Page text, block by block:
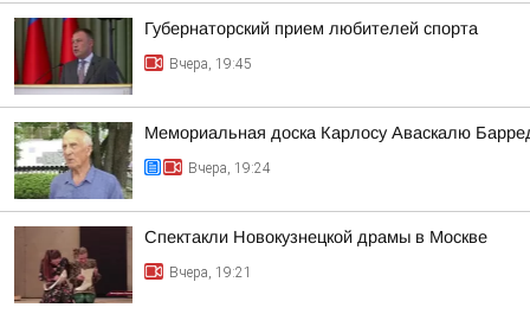
Губернаторский прием любителей спорта
Вчера, 19:45
Мемориальная доска Карлосу Аваскалю
Вчера, 19:24
Спектакли Новокузнецкой драмы в Москве
Вчера, 19:21